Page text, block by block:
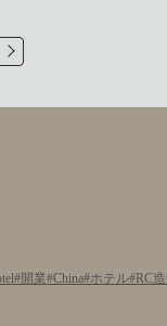
開業 China ホテル RC造